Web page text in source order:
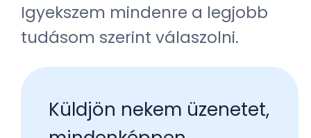
Igyekszem mindenre a legjobb
tudásom szerint válaszolni.
Küldjön nekem üzenetet,